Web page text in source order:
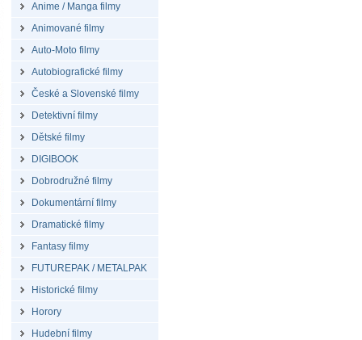
Anime / Manga filmy
Animované filmy
Auto-Moto filmy
Autobiografické filmy
České a Slovenské filmy
Detektivní filmy
Dětské filmy
DIGIBOOK
Dobrodružné filmy
Dokumentární filmy
Dramatické filmy
Fantasy filmy
FUTUREPAK / METALPAK
Historické filmy
Horory
Hudební filmy